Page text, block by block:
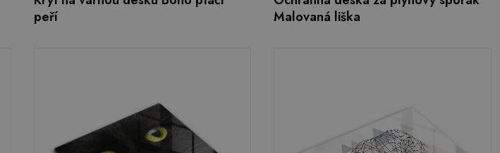
peří
Malovaná liška